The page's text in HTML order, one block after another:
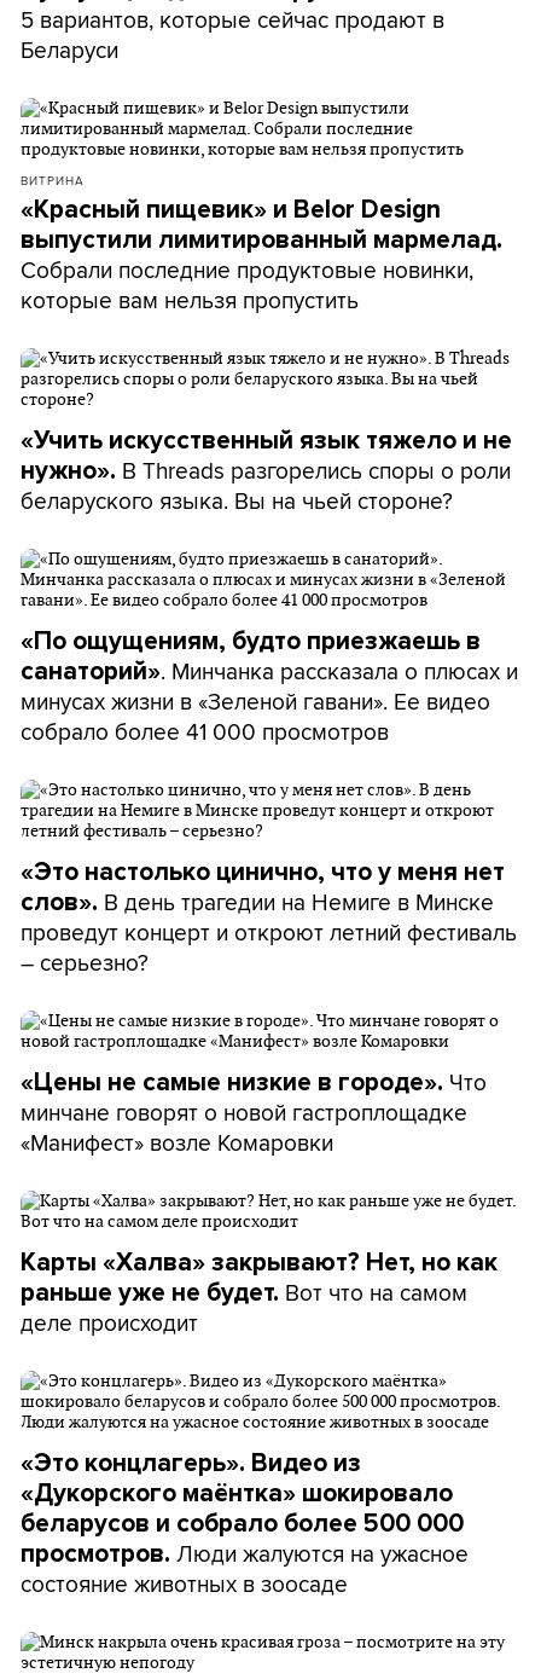
5 вариантов, которые сейчас продают в
Беларуси
ВИТРИНА
«Красный пищевик» и Belor Design
выпустили лимитированный мармелад.
Собрали последние продуктовые новинки,
которые вам нельзя пропустить
«Учить искусственный язык тяжело и не
нужно». В Threads разгорелись споры о роли
беларуского языка. Вы на чьей стороне?
«По ощущениям, будто приезжаешь в
санаторий». Минчанка рассказала о плюсах и
минусах жизни в «Зеленой гавани». Ее видео
собрало более 41 000 просмотров
«Это настолько цинично, что у меня нет
слов». В день трагедии на Немиге в Минске
проведут концерт и откроют летний фестиваль
– серьезно?
«Цены не самые низкие в городе». Что
минчане говорят о новой гастроплощадке
«Манифест» возле Комаровки
Карты «Халва» закрывают? Нет, но как
раньше уже не будет. Вот что на самом
деле происходит
«Это концлагерь». Видео из
«Дукорского маёнтка» шокировало
беларусов и собрало более 500 000
просмотров. Люди жалуются на ужасное
состояние животных в зоосаде